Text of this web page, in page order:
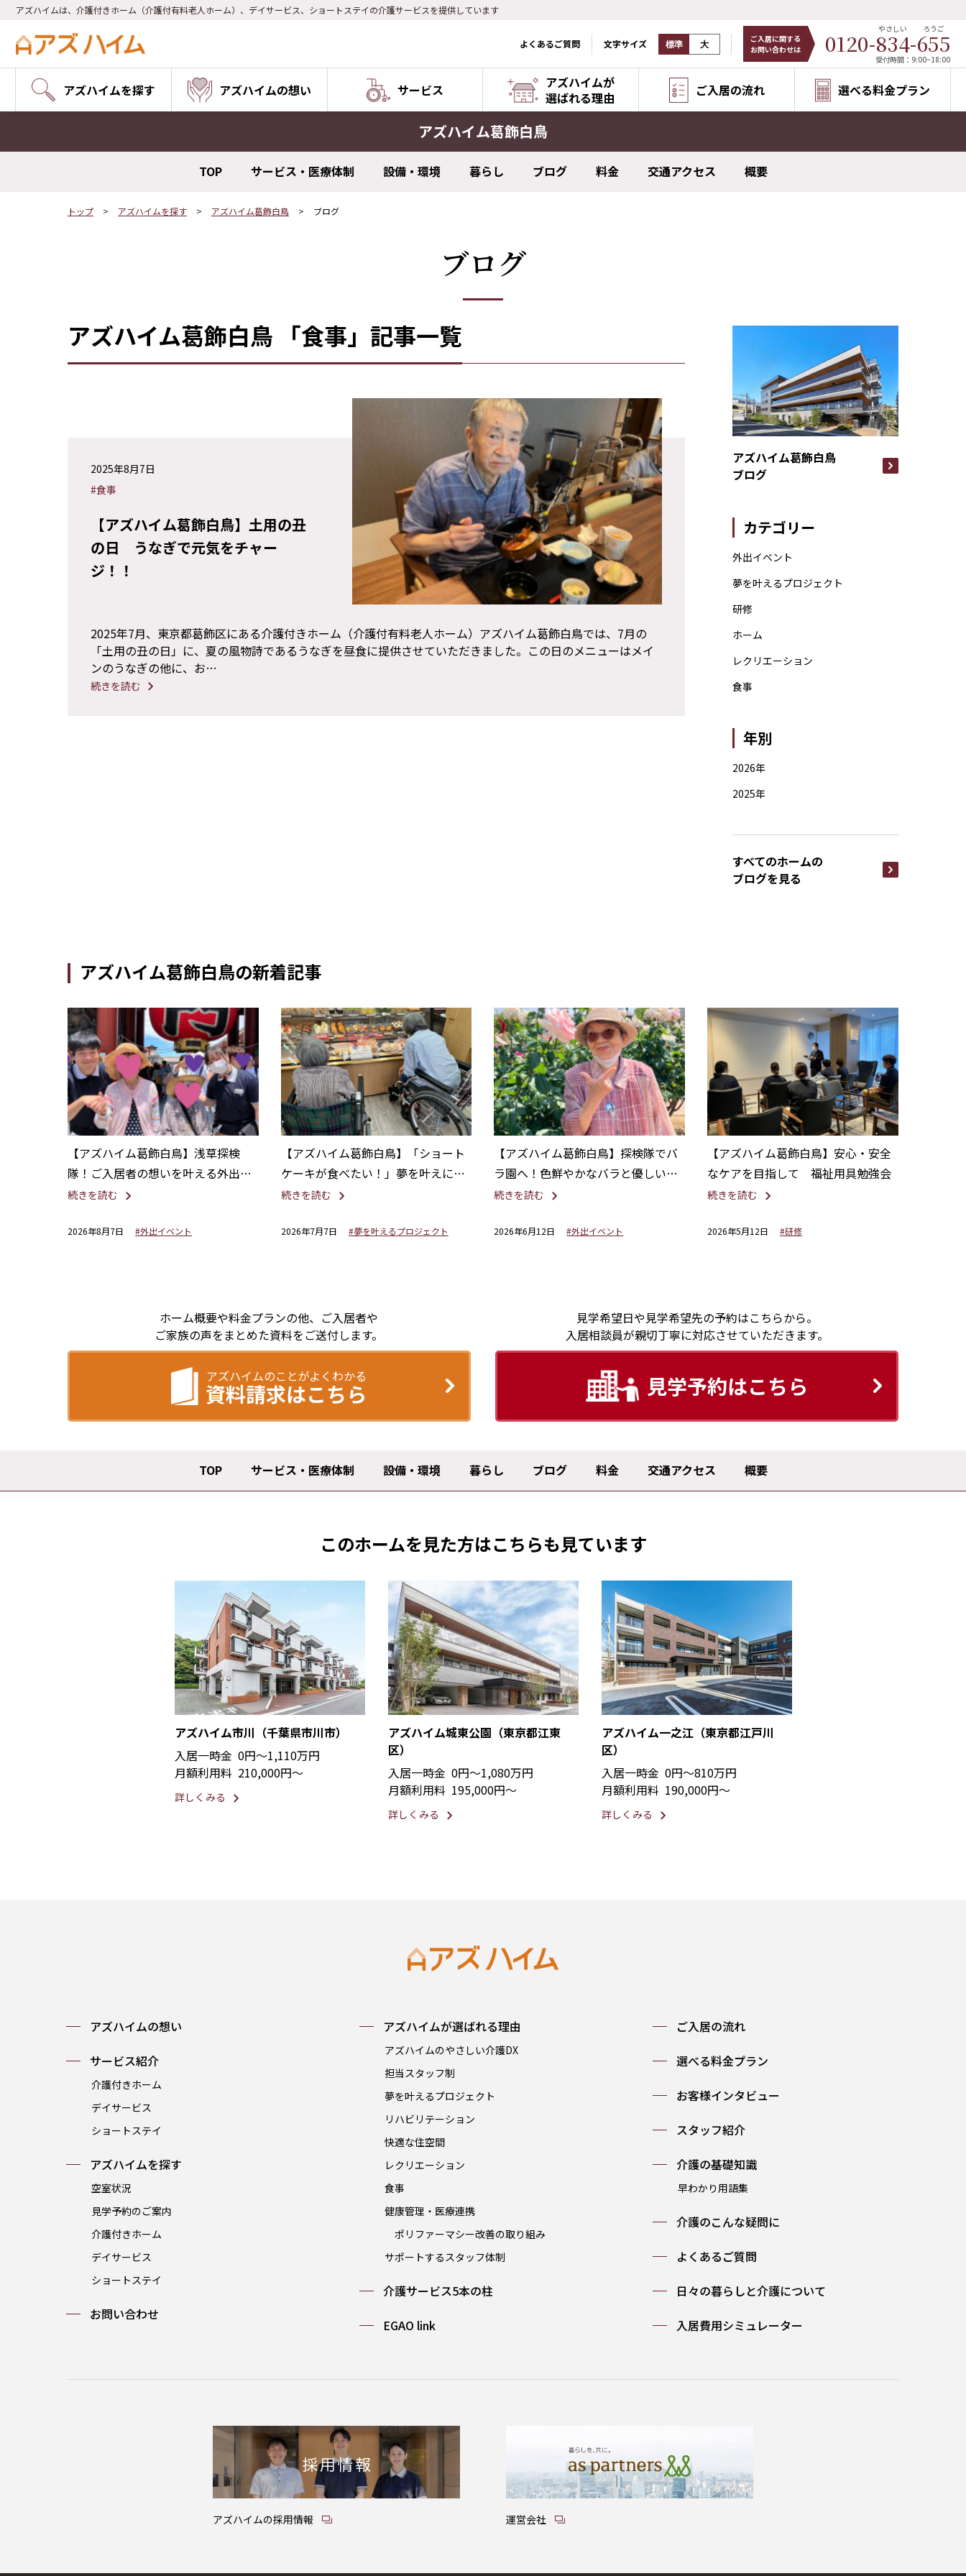
アズハイムは、介護付きホーム（介護付有料老人ホーム）、デイサービス、ショートステイの介護サービスを提供しています
よくあるご質問 文字サイズ 標準 大
ご入居に関する
お問い合わせは
0120-834
やさしい
-655
ろうご
受付時間：9:00~18:00
アズハイムを探す アズハイムの想い サービス
アズハイムが
選ばれる理由
ご入居の流れ 選べる料金プラン
アズハイム葛飾白鳥
TOP サービス・医療体制 設備・環境 暮らし ブログ 料金 交通アクセス 概要
トップ アズハイムを探す アズハイム葛飾白鳥 ブログ
ブログ
アズハイム葛飾白鳥 「食事」記事一覧
2025年8月7日
#食事
【アズハイム葛飾白鳥】土用の丑
の日 うなぎで元気をチャー
ジ！！
2025年7月、東京都葛飾区にある介護付きホーム（介護付有料老人ホーム）アズハイム葛飾白鳥では、7月の
「土用の丑の日」に、夏の風物詩であるうなぎを昼食に提供させていただきました。この日のメニューはメイ
ンのうなぎの他に、お…
続きを読む
アズハイム葛飾白鳥の新着記事
【アズハイム葛飾白鳥】浅草探検
隊！ご入居者の想いを叶える外出レ
クリエーション
続きを読む
2026年8月7日 #外出イベント
【アズハイム葛飾白鳥】「ショート
ケーキが食べたい！」夢を叶えにケ
ーキ屋さんへ
続きを読む
2026年7月7日 #夢を叶えるプロジェクト
【アズハイム葛飾白鳥】探検隊でバ
ラ園へ！色鮮やかなバラと優しい香
りに癒されて
続きを読む
2026年6月12日 #外出イベント
【アズハイム葛飾白鳥】安心・安全
なケアを目指して 福祉用具勉強会
続きを読む
2026年5月12日 #研修
アズハイム葛飾白鳥
ブログ
カテゴリー
外出イベント
夢を叶えるプロジェクト
研修
ホーム
レクリエーション
食事
年別
2026年
2025年
すべてのホームの
ブログを見る
ホーム概要や料金プランの他、ご入居者や
ご家族の声をまとめた資料をご送付します。
アズハイムのことがよくわかる
資料請求はこちら
見学希望日や見学希望先の予約はこちらから。
入居相談員が親切丁寧に対応させていただきます。
見学予約はこちら
TOP サービス・医療体制 設備・環境 暮らし ブログ 料金 交通アクセス 概要
このホームを見た方はこちらも見ています
アズハイム市川（千葉県市川市）
入居一時金 0円〜1,110万円
月額利用料 210,000円〜
詳しくみる
アズハイム城東公園（東京都江東
区）
入居一時金 0円〜1,080万円
月額利用料 195,000円〜
詳しくみる
アズハイム一之江（東京都江戸川
区）
入居一時金 0円〜810万円
月額利用料 190,000円〜
詳しくみる
アズハイムの想い
サービス紹介
介護付きホーム
デイサービス
ショートステイ
アズハイムを探す
空室状況
見学予約のご案内
介護付きホーム
デイサービス
ショートステイ
お問い合わせ
アズハイムが選ばれる理由
アズハイムのやさしい介護DX
担当スタッフ制
夢を叶えるプロジェクト
リハビリテーション
快適な住空間
レクリエーション
食事
健康管理・医療連携
ポリファーマシー改善の取り組み
サポートするスタッフ体制
介護サービス5本の柱
EGAO link
ご入居の流れ
選べる料金プラン
お客様インタビュー
スタッフ紹介
介護の基礎知識
早わかり用語集
介護のこんな疑問に
よくあるご質問
日々の暮らしと介護について
入居費用シミュレーター
アズハイムの採用情報 運営会社